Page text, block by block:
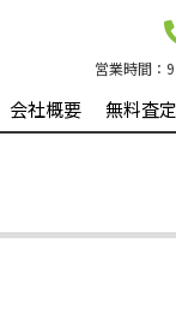
営業時間：
会社概要 無料査